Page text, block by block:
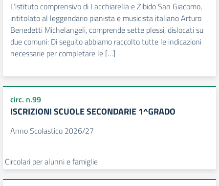
L’istituto comprensivo di Lacchiarella e Zibido San Giacomo,
intitolato al leggendario pianista e musicista italiano Arturo
Benedetti Michelangeli, comprende sette plessi, dislocati su
due comuni: Di seguito abbiamo raccolto tutte le indicazioni
necessarie per completare le […]
circ. n.99
ISCRIZIONI SCUOLE SECONDARIE 1^GRADO
Anno Scolastico 2026/27
Circolari per alunni e famiglie